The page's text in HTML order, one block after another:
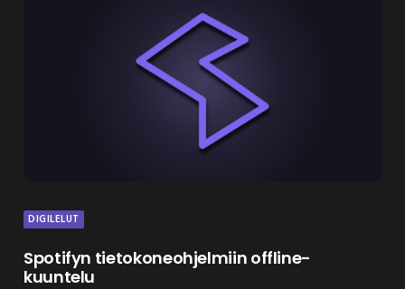
DIGILELUT
Spotifyn tietokoneohjelmiin offline-
kuuntelu